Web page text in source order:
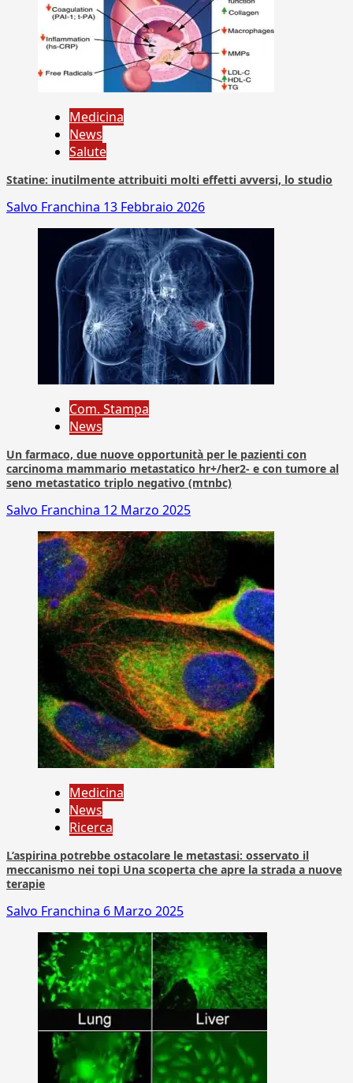
Medicina
News
Salute
Statine: inutilmente attribuiti molti effetti avversi, lo studio
Salvo Franchina 13 Febbraio 2026
Com. Stampa
News
Un farmaco, due nuove opportunità per le pazienti con
carcinoma mammario metastatico hr+/her2- e con tumore al
seno metastatico triplo negativo (mtnbc)
Salvo Franchina 12 Marzo 2025
Medicina
News
Ricerca
L’aspirina potrebbe ostacolare le metastasi: osservato il
meccanismo nei topi Una scoperta che apre la strada a nuove
terapie
Salvo Franchina 6 Marzo 2025